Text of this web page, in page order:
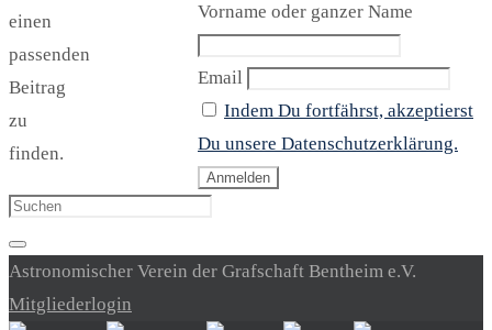
einen
passenden
Beitrag
zu
finden.
Suchen
nach:
Suchen
Vorname oder ganzer Name
Email
Indem Du fortfährst, akzeptierst
Du unsere Datenschutzerklärung.
Astronomischer Verein der Grafschaft Bentheim e.V.
Mitgliederlogin